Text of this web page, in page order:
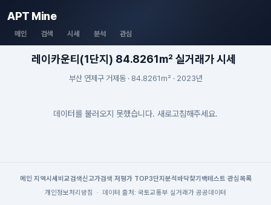
APT Mine
메인 검색 시세 분석 관심
레이카운티(1단지) 84.8261m² 실거래가 시세
부산 연제구 거제동 · 84.8261m² · 2023년
데이터를 불러오지 못했습니다. 새로고침해주세요.
메인| 지역시세 비교검색신고가검색 저평가 TOP3단지분석 바닥찾기 백테스트 관심목록
개인정보처리방침
· 데이터 출처: 국토교통부 실거래가 공공데이터